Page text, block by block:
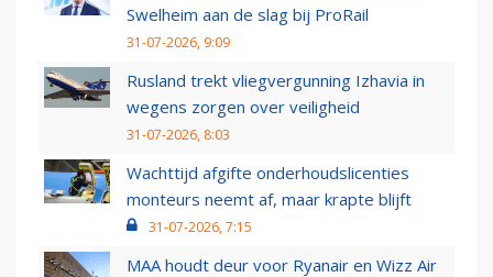
Swelheim aan de slag bij ProRail
31-07-2026, 9:09
Rusland trekt vliegvergunning Izhavia in
wegens zorgen over veiligheid
31-07-2026, 8:03
Wachttijd afgifte onderhoudslicenties
monteurs neemt af, maar krapte blijft
31-07-2026, 7:15
MAA houdt deur voor Ryanair en Wizz Air